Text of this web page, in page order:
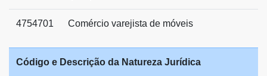
4754701 Comércio varejista de móveis
Código e Descrição da Natureza Jurídica